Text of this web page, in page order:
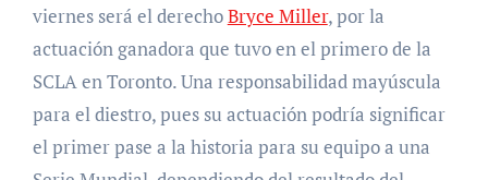
viernes será el derechoBryce Miller, por la
actuación ganadora que tuvo en el primero de la
SCLA en Toronto. Una responsabilidad mayúscula
para el diestro, pues su actuación podría significar
el primer pase a la historia para su equipo a una